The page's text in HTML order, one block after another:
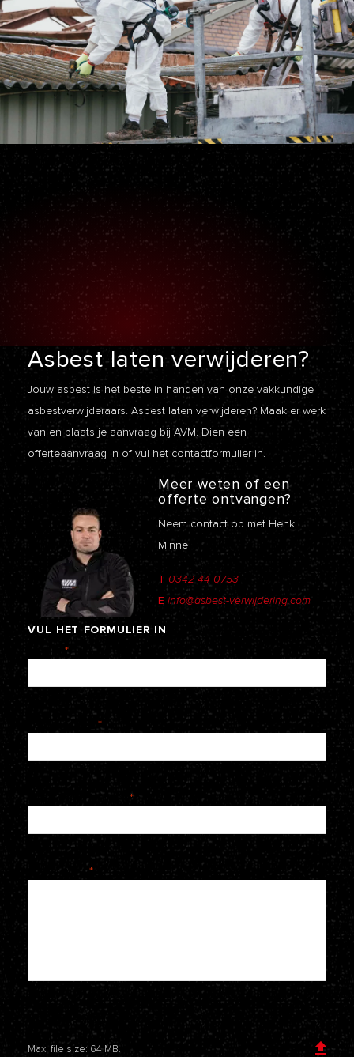
Asbest latenverwijderen?
Jouw asbest is het beste in handen van onze vakkundige
asbestverwijderaars. Asbest laten verwijderen? Maak er werk
van en plaats je aanvraag bij AVM. Dien een
offerteaanvraag in of vul het contactformulier in.
Meer weten of een
offerte ontvangen?
Neem contact op met Henk
Minne
T 0342 44 0753
E info@asbest-verwijdering.com
VUL HET FORMULIER IN
Naam *
E-mailadres *
Telefoonnummer *
Je bericht *
Voeg een bijlage toe
Max. file size: 64 MB.